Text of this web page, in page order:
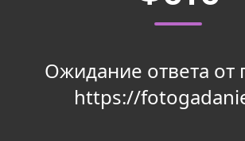
Ожидание ответа от
https://